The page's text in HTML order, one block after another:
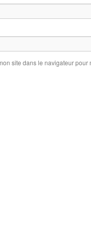
site dans le navigateur